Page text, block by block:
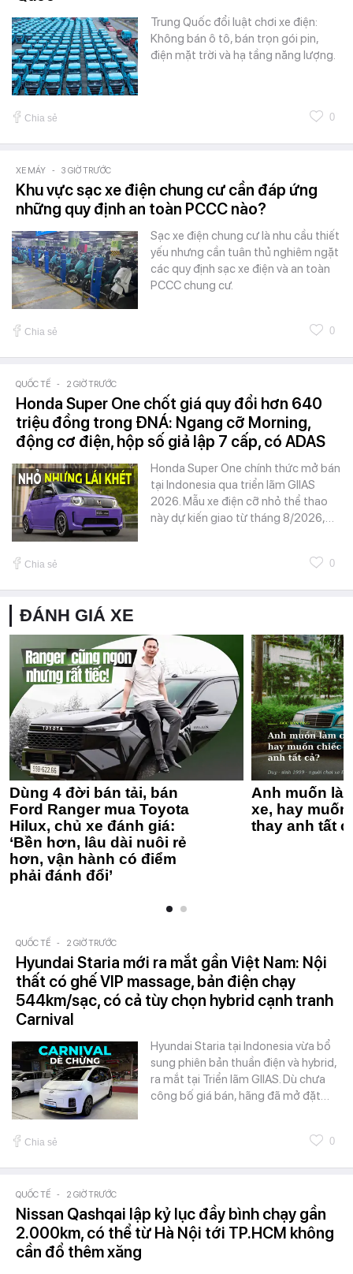
Trung Quốc đổi luật chơi xe điện:
Không bán ô tô, bán trọn gói pin,
điện mặt trời và hạ tầng năng lượng.
Chia sẻ 0
XE MÁY - 3 GIỜ TRƯỚC
Khu vực sạc xe điện chung cư cần đáp ứng
những quy định an toàn PCCC nào?
Sạc xe điện chung cư là nhu cầu thiết
yếu nhưng cần tuân thủ nghiêm ngặt
các quy định sạc xe điện và an toàn
PCCC chung cư.
Chia sẻ 0
QUỐC TẾ - 2 GIỜ TRƯỚC
Honda Super One chốt giá quy đổi hơn 640
triệu đồng trong ĐNÁ: Ngang cỡ Morning,
động cơ điện, hộp số giả lập 7 cấp, có ADAS
Honda Super One chính thức mở bán
tại Indonesia qua triển lãm GIIAS
2026. Mẫu xe điện cỡ nhỏ thể thao
này dự kiến giao từ tháng 8/2026,…
Chia sẻ 0
ĐÁNH GIÁ XE
Dùng 4 đời bán tải, bán
Ford Ranger mua Toyota
Hilux, chủ xe đánh giá:
‘Bền hơn, lâu dài nuôi rẻ
hơn, vận hành có điểm
phải đánh đổi’
Anh muốn
xe, hay
thay anh tất
QUỐC TẾ - 2 GIỜ TRƯỚC
Hyundai Staria mới ra mắt gần Việt Nam: Nội
thất có ghế VIP massage, bản điện chạy
544km/sạc, có cả tùy chọn hybrid cạnh tranh
Carnival
Hyundai Staria tại Indonesia vừa bổ
sung phiên bản thuần điện và hybrid,
ra mắt tại Triển lãm GIIAS. Dù chưa
công bố giá bán, hãng đã mở đặt…
Chia sẻ 0
QUỐC TẾ - 2 GIỜ TRƯỚC
Nissan Qashqai lập kỷ lục đầy bình chạy gần
2.000km, có thể từ Hà Nội tới TP.HCM không
cần đổ thêm xăng